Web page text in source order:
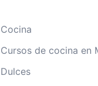
Cocina
Cursos de cocina en
Dulces